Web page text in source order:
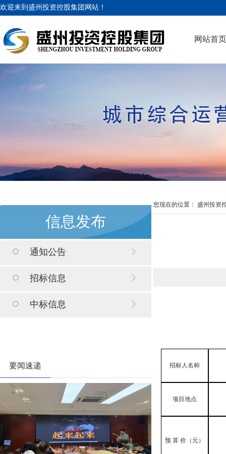
欢迎来到盛州投资控股集团网站！
网站首页
信息发布
通知公告
招标信息
中标信息
要闻速递
您现在的位置： 盛州投资
招标人名称
项目地点
预 算 价 （元）